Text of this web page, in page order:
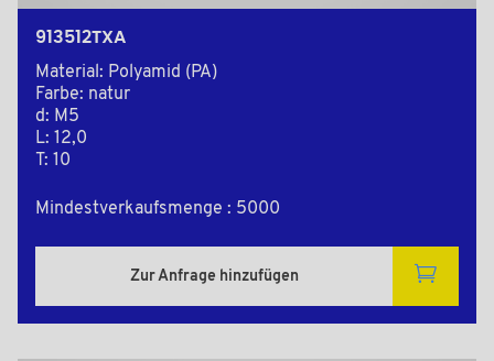
913512TXA
Material: Polyamid (PA)
Farbe: natur
d: M5
L: 12,0
T: 10
Mindestverkaufsmenge : 5000
Zur Anfrage hinzufügen